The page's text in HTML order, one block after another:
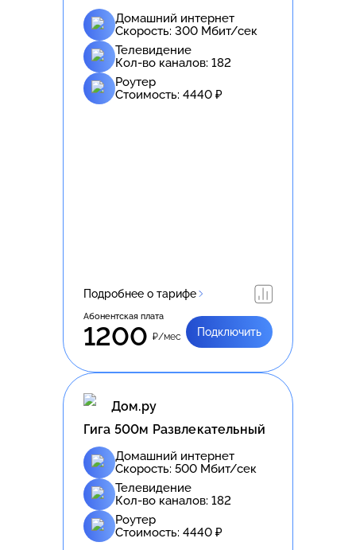
Домашний интернет
Скорость: 300 Мбит/сек
Телевидение
Кол-во каналов: 182
Роутер
Стоимость: 4440 ₽
Подробнее о тарифе
Абонентская плата
1200 ₽/мес Подключить
Дом.ру
Гига 500м Развлекательный
Домашний интернет
Скорость: 500 Мбит/сек
Телевидение
Кол-во каналов: 182
Роутер
Стоимость: 4440 ₽